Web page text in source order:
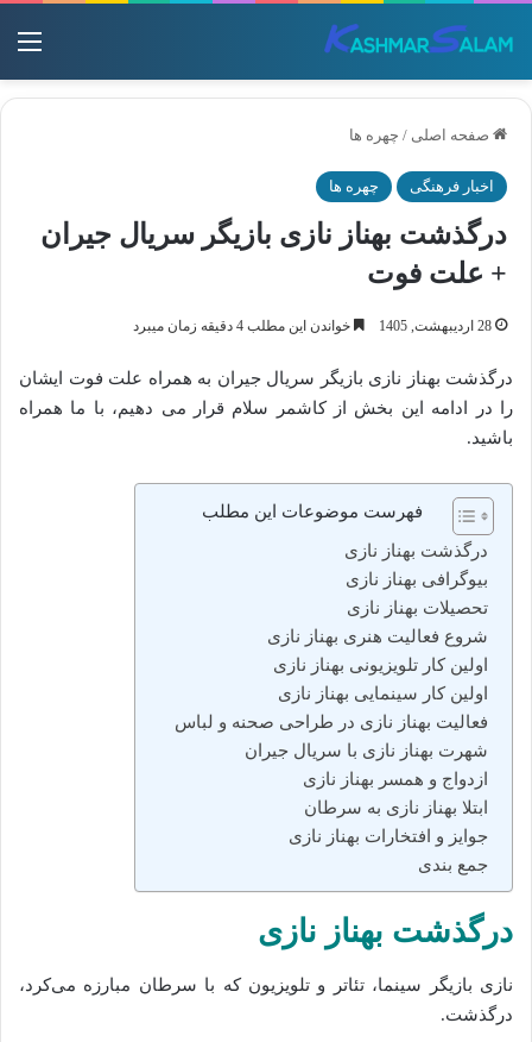
صفحه اصلی / چهره ها
اخبار فرهنگی چهره ها
درگذشت بهناز نازی بازیگر سریال جیران
+ علت فوت
28 اردیبهشت, 1405 خواندن این مطلب 4 دقیقه زمان میبرد
درگذشت بهناز نازی بازیگر سریال جیران به همراه علت فوت ایشان
را در ادامه این بخش از کاشمر سلام قرار می دهیم، با ما همراه
باشید.
فهرست موضوعات این مطلب
درگذشت بهناز نازی
بیوگرافی بهناز نازی
تحصیلات بهناز نازی
شروع فعالیت هنری بهناز نازی
اولین کار تلویزیونی بهناز نازی
اولین کار سینمایی بهناز نازی
فعالیت بهناز نازی در طراحی صحنه و لباس
شهرت بهناز نازی با سریال جیران
ازدواج و همسر بهناز نازی
ابتلا بهناز نازی به سرطان
جوایز و افتخارات بهناز نازی
جمع‌ بندی
درگذشت بهناز نازی
نازی بازیگر سینما، تئاتر و تلویزیون که با سرطان مبارزه می‌کرد،
درگذشت.